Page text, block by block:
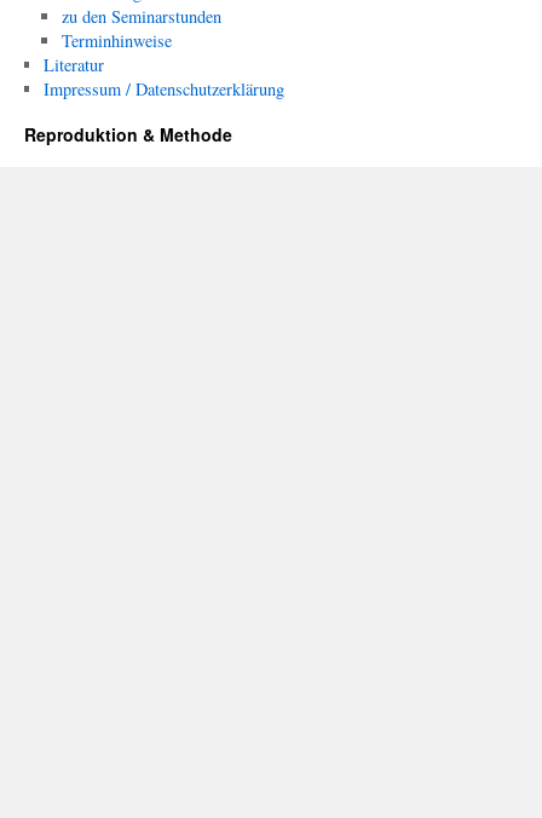
zu den Seminarstunden
Terminhinweise
Literatur
Impressum / Datenschutzerklärung
Reproduktion & Methode